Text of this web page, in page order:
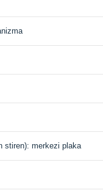
stiren): merkezi plaka